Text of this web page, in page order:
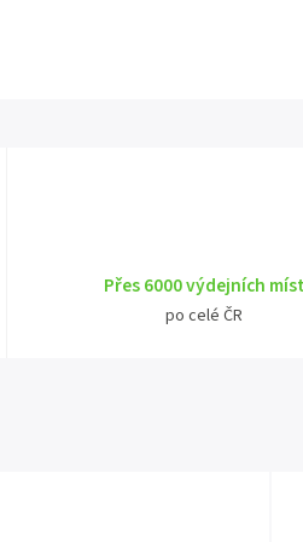
Přes 6000 výdejních
po celé ČR